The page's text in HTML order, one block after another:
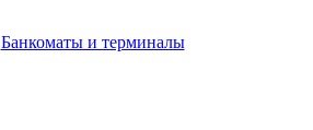
Банкоматы и терминалы